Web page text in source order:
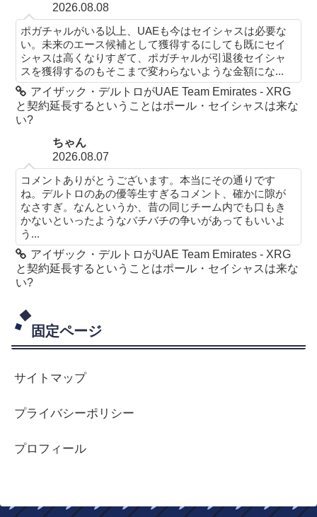
2026.08.08
ポガチャルがいる以上、UAEも今はセイシャスは必要な
い。未来のエース候補として獲得するにしても既にセイ
シャスは高くなりすぎて、ポガチャルが引退後セイシャ
スを獲得するのもそこまで変わらないような金額にな...
アイザック・デルトロがUAE Team Emirates - XRG
と契約延長するということはポール・セイシャスは来な
い?
ちゃん
2026.08.07
コメントありがとうございます。本当にその通りです
ね。デルトロのあの優等生すぎるコメント、確かに隙が
なさすぎ。なんというか、昔の同じチーム内でも口もき
かないといったようなバチバチの争いがあってもいいよ
う...
アイザック・デルトロがUAE Team Emirates - XRG
と契約延長するということはポール・セイシャスは来な
い?
固定ページ
サイトマップ
プライバシーポリシー
プロフィール